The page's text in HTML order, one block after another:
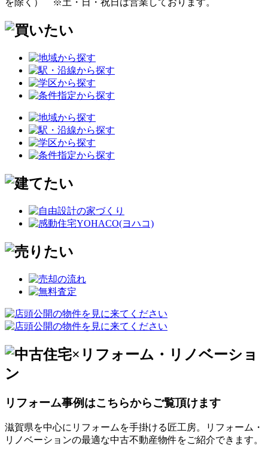
を除く）
※土・日・祝日は営業しております。
リフォーム事例はこちらからご覧頂けます
滋賀県を中心にリフォームを手掛ける匠工房。リフォーム・
リノベーションの最適な中古不動産物件をご紹介できます。